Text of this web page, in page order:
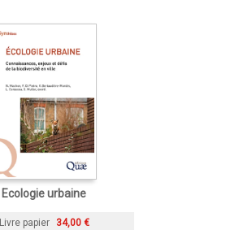
Ecologie urbaine
Livre papier 34,00 €